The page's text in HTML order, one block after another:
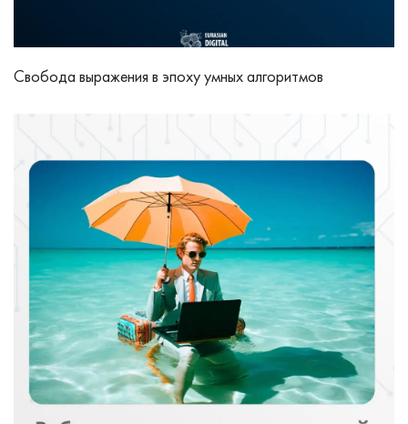
Свобода выражения в эпоху умных алгоритмов